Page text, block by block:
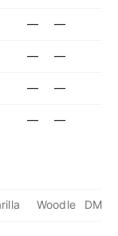
— —
— —
— —
— —
Woodle DM